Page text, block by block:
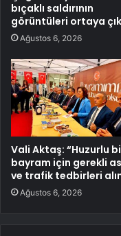
bıçaklı saldırının
görüntüleri ortaya
Ağustos 6, 2026
Vali Aktaş: “Huzurlu
bayram için gerekli
ve trafik tedbirleri
Ağustos 6, 2026